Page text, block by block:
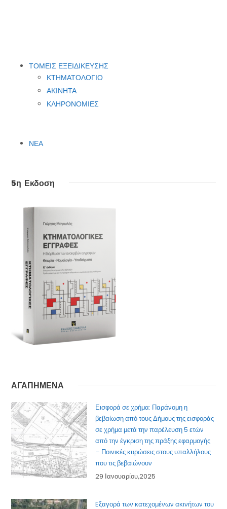
ΤΟΜΕΙΣ ΕΞΕΙΔΙΚΕΥΣΗΣ
ΚΤΗΜΑΤΟΛΟΓΙΟ
ΑΚΙΝΗΤΑ
ΚΛΗΡΟΝΟΜΙΕΣ
ΝΕΑ
5η Εκδοση
ΑΓΑΠΗΜΕΝΑ
Εισφορά σε χρήμα: Παράνομη η
βεβαίωση από τους Δήμους της εισφοράς
σε χρήμα μετά την παρέλευση 5 ετών
από την έγκριση της πράξης εφαρμογής
– Ποινικές κυρώσεις στους υπαλλήλους
που τις βεβαιώνουν
29 Ιανουαρίου,2025
Eξαγορά των κατεχομένων ακινήτων του